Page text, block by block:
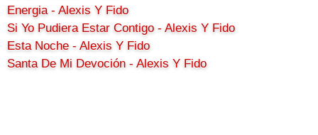
Energia - Alexis Y Fido
Si Yo Pudiera Estar Contigo - Alexis Y Fido
Esta Noche - Alexis Y Fido
Santa De Mi Devoción - Alexis Y Fido